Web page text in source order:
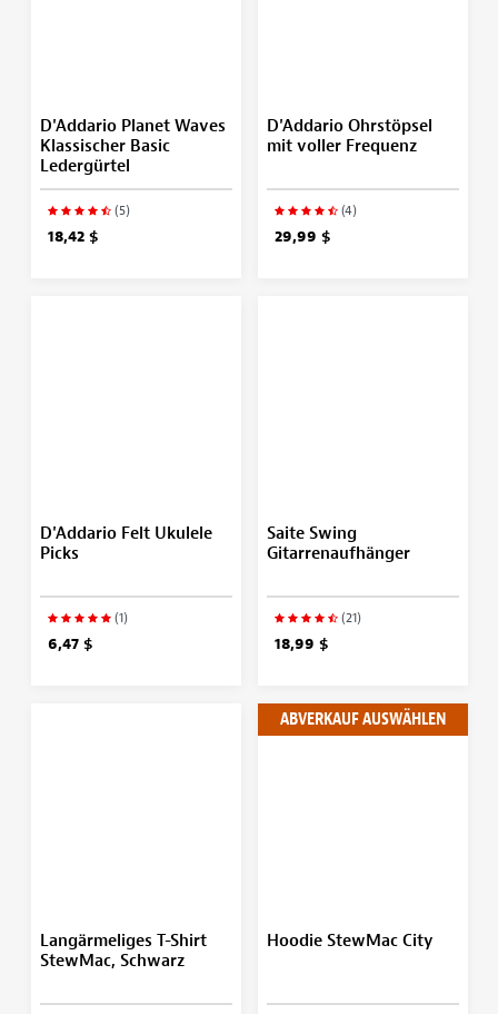
D'Addario Planet Waves
Klassischer Basic
Ledergürtel
(5)
18,42 $
D'Addario Ohrstöpsel
mit voller Frequenz
(4)
29,99 $
D'Addario Felt Ukulele
Picks
(1)
6,47 $
Saite Swing
Gitarrenaufhänger
(21)
18,99 $
Langärmeliges T-Shirt
StewMac, Schwarz
ABVERKAUF AUSWÄHLEN
Hoodie StewMac City